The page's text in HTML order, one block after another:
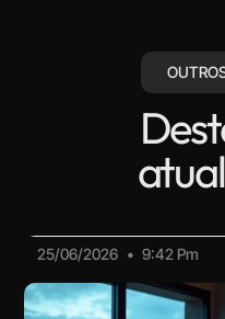
25/06/2026 9:42 Pm